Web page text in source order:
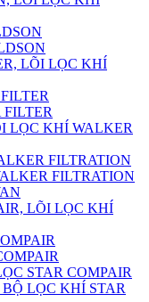
LÕI LỌC KHÍ
LỌC KHÍ WALKER
FILTRATION
FILTRATION
LÕI LỌC KHÍ
STAR COMPAIR
LỌC KHÍ STAR